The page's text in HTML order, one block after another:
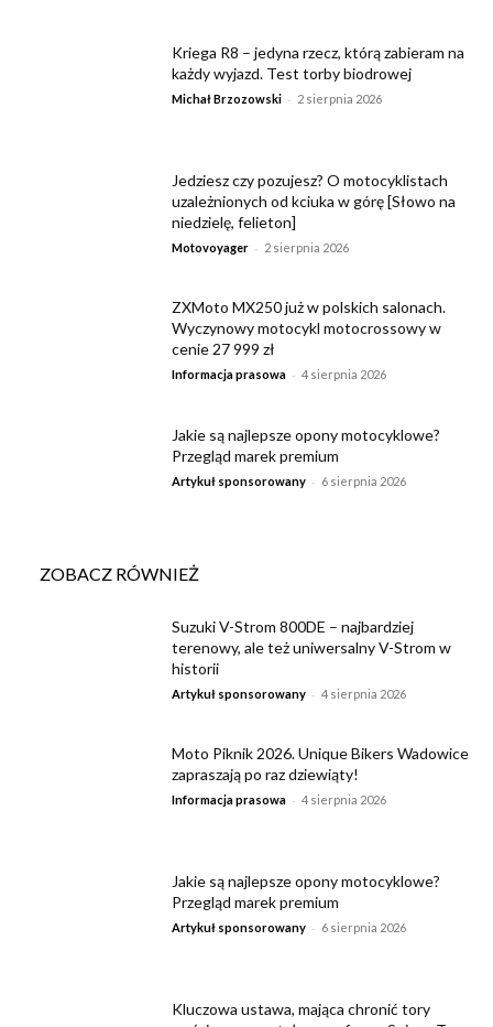
Kriega R8 – jedyna rzecz, którą zabieram na
każdy wyjazd. Test torby biodrowej
Michał Brzozowski - 2 sierpnia 2026
Jedziesz czy pozujesz? O motocyklistach
uzależnionych od kciuka w górę [Słowo na
niedzielę, felieton]
Motovoyager - 2 sierpnia 2026
ZXMoto MX250 już w polskich salonach.
Wyczynowy motocykl motocrossowy w
cenie 27 999 zł
Informacja prasowa - 4 sierpnia 2026
Jakie są najlepsze opony motocyklowe?
Przegląd marek premium
Artykuł sponsorowany - 6 sierpnia 2026
ZOBACZ RÓWNIEŻ
Suzuki V-Strom 800DE – najbardziej
terenowy, ale też uniwersalny V-Strom w
historii
Artykuł sponsorowany - 4 sierpnia 2026
Moto Piknik 2026. Unique Bikers Wadowice
zapraszają po raz dziewiąty!
Informacja prasowa - 4 sierpnia 2026
Jakie są najlepsze opony motocyklowe?
Przegląd marek premium
Artykuł sponsorowany - 6 sierpnia 2026
Kluczowa ustawa, mająca chronić tory